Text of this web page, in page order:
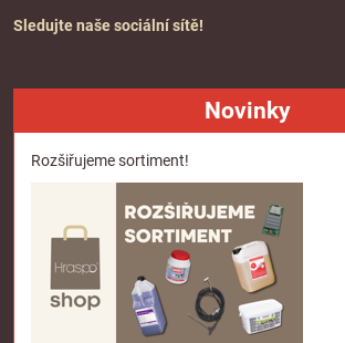
Sledujte naše sociální sítě!
Novinky
Rozšiřujeme sortiment!